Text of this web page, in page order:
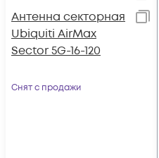
Антенна секторная
Ubiquiti AirMax
Sector 5G-16-120
Снят с продажи